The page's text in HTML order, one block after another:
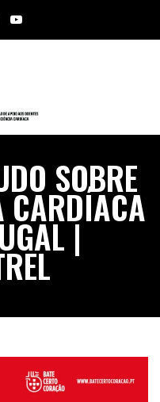
SOBRE
CARDÍACA
|